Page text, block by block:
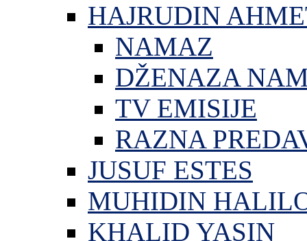
HAJRUDIN
NAMAZ
DŽENAZA
TV EMISIJE
RAZNA
JUSUF ESTES
MUHIDIN
KHALID YASIN